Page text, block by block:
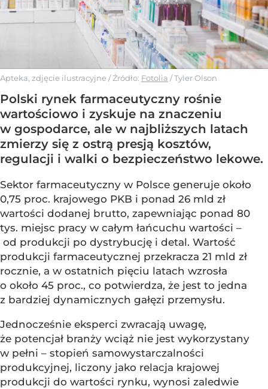
Apteka, zdjęcie ilustracyjne / Źródło: Fotolia /Tyler Olson
Polski rynek farmaceutyczny rośnie
wartościowo i zyskuje na znaczeniu
w gospodarce, ale w najbliższych latach
zmierzy się z ostrą presją kosztów,
regulacji i walki o bezpieczeństwo lekowe.
Sektor farmaceutyczny w Polsce generuje około
0,75 proc. krajowego PKB i ponad 26 mld zł
wartości dodanej brutto, zapewniając ponad 80
tys. miejsc pracy w całym łańcuchu wartości –
od produkcji po dystrybucję i detal. Wartość
produkcji farmaceutycznej przekracza 21 mld zł
rocznie, a w ostatnich pięciu latach wzrosła
o około 45 proc., co potwierdza, że jest to jedna
z bardziej dynamicznych gałęzi przemysłu.
Jednocześnie eksperci zwracają uwagę,
że potencjał branży wciąż nie jest wykorzystany
w pełni – stopień samowystarczalności
produkcyjnej, liczony jako relacja krajowej
produkcji do wartości rynku, wynosi zaledwie